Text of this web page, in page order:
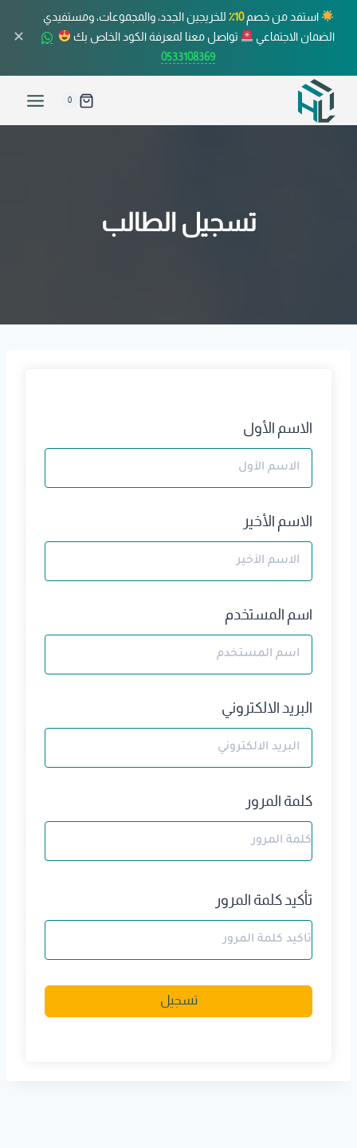
استفد من خصم10٪
للخريجين الجدد، والمجموعات، ومستفيدي
الضمان الاجتماعي
تواصل معنا لمعرفة الكود الخاص بك
0533108369
✕
0
تسجيل الطالب
الاسم الأول
الاسم الأخير
اسم المستخدم
البريد الالكتروني
كلمة المرور
تأكيد كلمة المرور
l
تسجيل